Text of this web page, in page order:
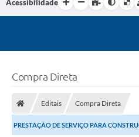
Acessibilidade
Compra Direta
Editais Compra Direta
PRESTAÇÃO DE SERVIÇO PARA